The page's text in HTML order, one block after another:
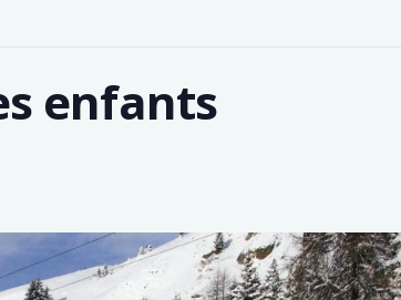
enfants